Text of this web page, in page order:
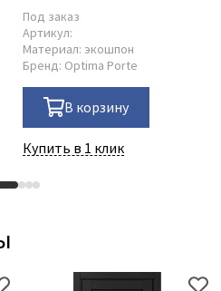
Под заказ
Артикул:
Материал: экошпон
Бренд: Optima Porte
В корзину
Купить в 1 клик